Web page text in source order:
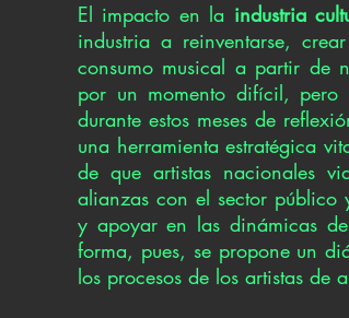
El impacto en la industria
industria a reinventarse,
consumo musical a partir de
por un momento difícil, pero
durante estos meses de
una herramienta estratégica
de que artistas nacionales
alianzas con el sector
y apoyar en las dinámicas
forma, pues, se propone un
los procesos de los artistas de